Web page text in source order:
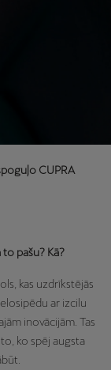
CUPRA
to pašu? Kā?
kas uzdrīkstējās
ar izcilu
inovācijām. Tas
ko spēj augsta